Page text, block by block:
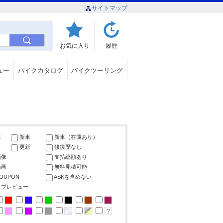
サイトマップ
お気に入り 履歴
ー バイクカタログ バイクツーリング
新車
新車（在庫あり）
更新
修復歴なし
支払総額あり
画
無料見積可能
ASKを含めない
プレビュー